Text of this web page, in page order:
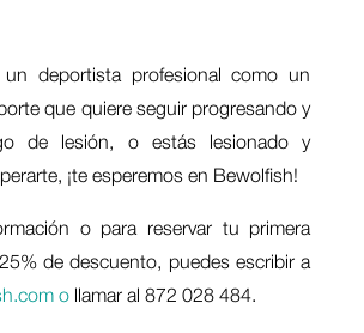
deportista profesional como un
que quiere seguir progresando y
de lesión, o estás lesionado y
¡te esperemos en Bewolfish!
o para reservar tu primera
de descuento, puedes escribir a
ollamar al 872 028 484.